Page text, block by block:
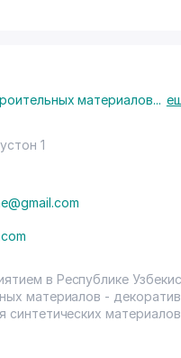
материалов...
1
в Республике
материалов -